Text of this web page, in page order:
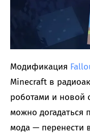
Модификация
Minecraft в
роботами и новой
можно догадаться
мода — перенести